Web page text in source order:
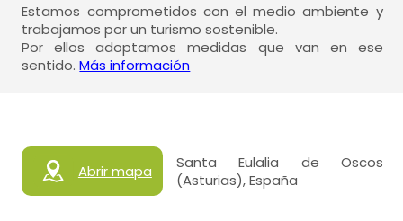
Estamos comprometidos con el medio ambiente y
trabajamos por un turismo sostenible.
Por ellos adoptamos medidas que van en ese
sentido.Más información
Abrir mapa
Santa Eulalia de Oscos
(Asturias), España